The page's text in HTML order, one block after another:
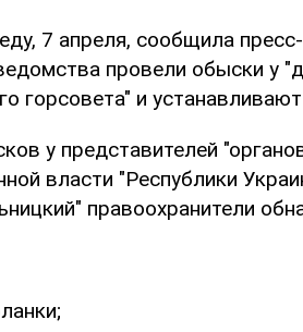
7 апреля, сообщила
провели обыски у
горсовета" и
у представителей
власти "Республики
правоохранители